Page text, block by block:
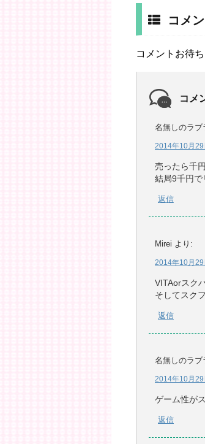
コメン
コメントお待
コメ
名無しのラブ
2014年10月29
売ったら千
結局9千円で
返信
Mirei より:
2014年10月29
VITAorスク
そしてスク
返信
名無しのラブ
2014年10月29
ゲーム性が
返信